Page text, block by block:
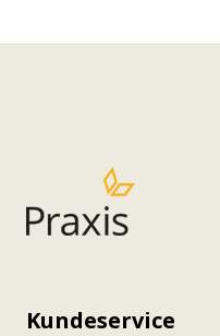
Kundeservice